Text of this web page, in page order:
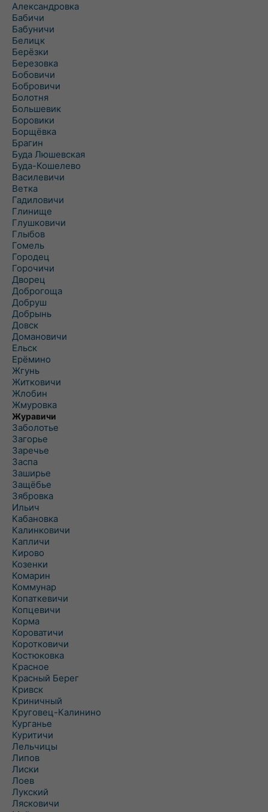
Александровка
Бабичи
Бабуничи
Белицк
Берёзки
Березовка
Бобовичи
Бобровичи
Болотня
Большевик
Боровики
Борщёвка
Брагин
Буда Люшевская
Буда-Кошелево
Василевичи
Ветка
Гадиловичи
Глинище
Глушковичи
Глыбов
Гомель
Городец
Горочичи
Дворец
Доброгоща
Добруш
Добрынь
Довск
Домановичи
Ельск
Ерёмино
Жгунь
Житковичи
Жлобин
Жмуровка
Журавичи
Заболотье
Загорье
Заречье
Заспа
Заширье
Защёбье
Зябровка
Ильич
Кабановка
Калинковичи
Капличи
Кирово
Козенки
Комарин
Коммунар
Копаткевичи
Копцевичи
Корма
Короватичи
Коротковичи
Костюковка
Красное
Красный Берег
Кривск
Криничный
Круговец-Калинино
Курганье
Куритичи
Лельчицы
Липов
Лиски
Лоев
Лукский
Лясковичи